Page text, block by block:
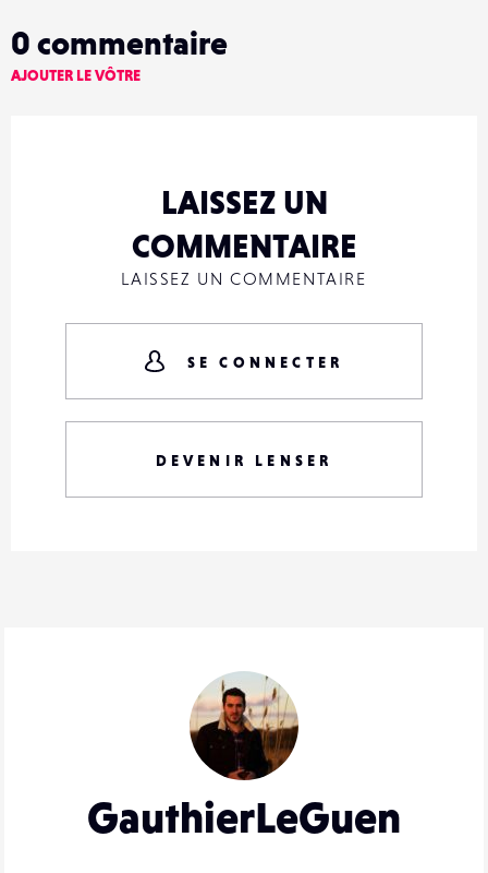
GauthierLeGuen
0 commentaire
AJOUTER LE VÔTRE
LAISSEZ UN
COMMENTAIRE
LAISSEZ UN COMMENTAIRE
SE CONNECTER
DEVENIR LENSER